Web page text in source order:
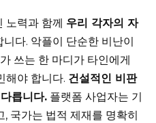
노력과 함께 우리 각자의 자
다. 악플이 단순한 비난이
쓰는 한 마디가 타인에게
해야 합니다. 건설적인 비판
릅니다. 플랫폼 사업자는 기
국가는 법적 제재를 명확히